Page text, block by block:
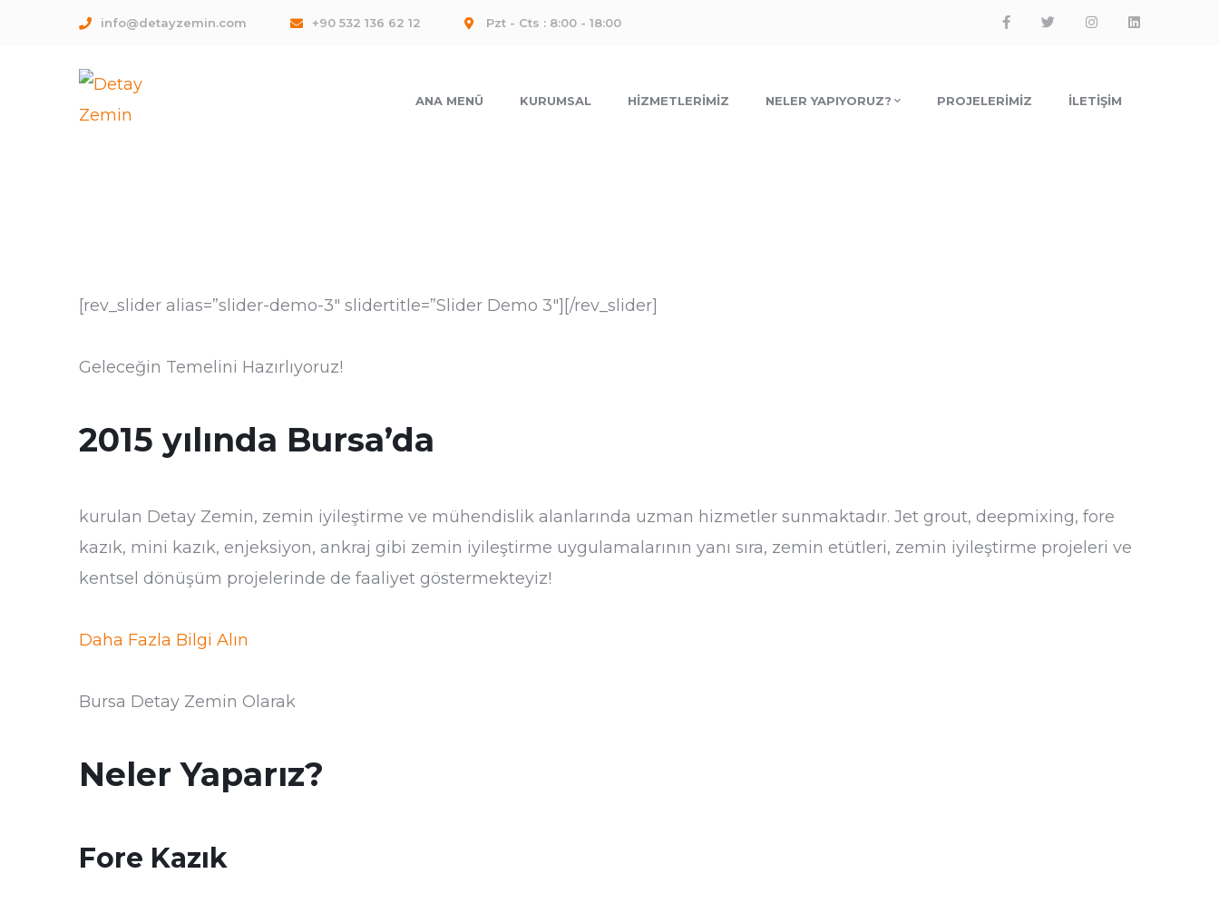
info@detayzemin.com +90 532 136 62 12 Pzt - Cts : 8:00 - 18:00
FacebookTwitterInstagramLinkedIn
ANA MENÜ KURUMSAL HIZMETLERIMIZ NELER YAPIYORUZ? PROJELERIMIZ İLETIŞIM
[rev_slider alias=”slider-demo-3″ slidertitle=”Slider Demo 3″][/rev_slider]
Geleceğin Temelini Hazırlıyoruz!
2015 yılında Bursa’da
kurulan Detay Zemin, zemin iyileştirme ve mühendislik alanlarında uzman hizmetler sunmaktadır. Jet grout, deepmixing, fore
kazık, mini kazık, enjeksiyon, ankraj gibi zemin iyileştirme uygulamalarının yanı sıra, zemin etütleri, zemin iyileştirme projeleri ve
kentsel dönüşüm projelerinde de faaliyet göstermekteyiz!
Daha Fazla Bilgi Alın
Bursa Detay Zemin Olarak
Neler Yaparız?
Fore Kazık